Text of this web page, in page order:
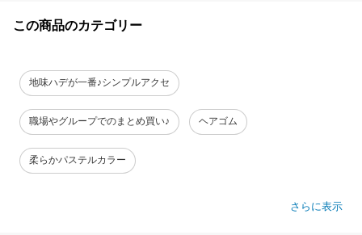
この商品のカテゴリー
地味ハデが一番♪シンプルアクセ
職場やグループでのまとめ買い♪ ヘアゴム
柔らかパステルカラー
さらに表示